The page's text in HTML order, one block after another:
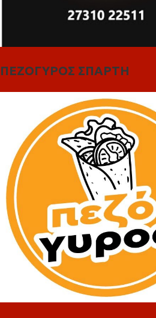
ΠΕΖΟΓΥΡΟΣ ΣΠΑΡΤΗ